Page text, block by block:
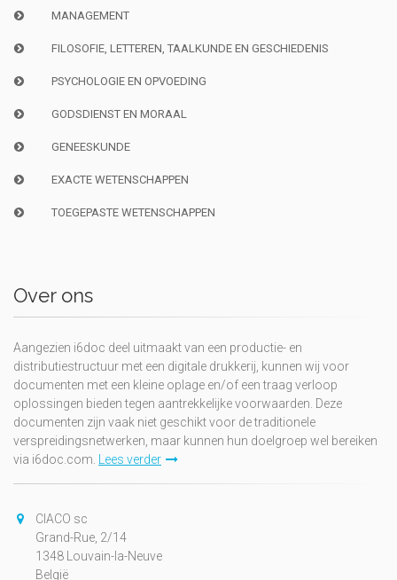
MANAGEMENT
FILOSOFIE, LETTEREN, TAALKUNDE EN GESCHIEDENIS
PSYCHOLOGIE EN OPVOEDING
GODSDIENST EN MORAAL
GENEESKUNDE
EXACTE WETENSCHAPPEN
TOEGEPASTE WETENSCHAPPEN
Over ons
Aangezien i6doc deel uitmaakt van een productie- en
distributiestructuur met een digitale drukkerij, kunnen wij voor
documenten met een kleine oplage en/of een traag verloop
oplossingen bieden tegen aantrekkelijke voorwaarden. Deze
documenten zijn vaak niet geschikt voor de traditionele
verspreidingsnetwerken, maar kunnen hun doelgroep wel bereiken
via i6doc.com. Lees verder
CIACO sc
Grand-Rue, 2/14
1348 Louvain-la-Neuve
België